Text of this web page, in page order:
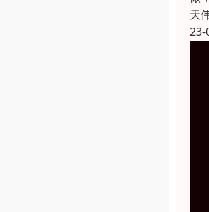
天
23-